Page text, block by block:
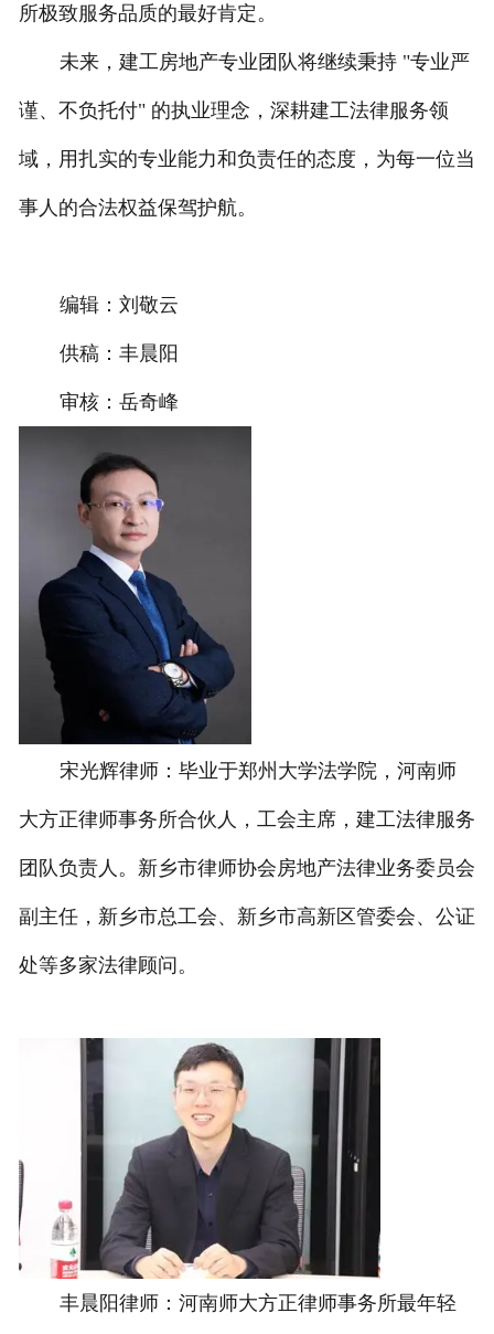
所极致服务品质的最好肯定。
未来，建工房地产专业团队将继续秉持 "专业严
谨、不负托付" 的执业理念，深耕建工法律服务领
域，用扎实的专业能力和负责任的态度，为每一位当
事人的合法权益保驾护航。
编辑：刘敬云
供稿：丰晨阳
审核：岳奇峰
宋光辉律师：毕业于郑州大学法学院，河南师
大方正律师事务所合伙人，工会主席，建工法律服务
团队负责人。新乡市律师协会房地产法律业务委员会
副主任，新乡市总工会、新乡市高新区管委会、公证
处等多家法律顾问。
丰晨阳律师：河南师大方正律师事务所最年轻